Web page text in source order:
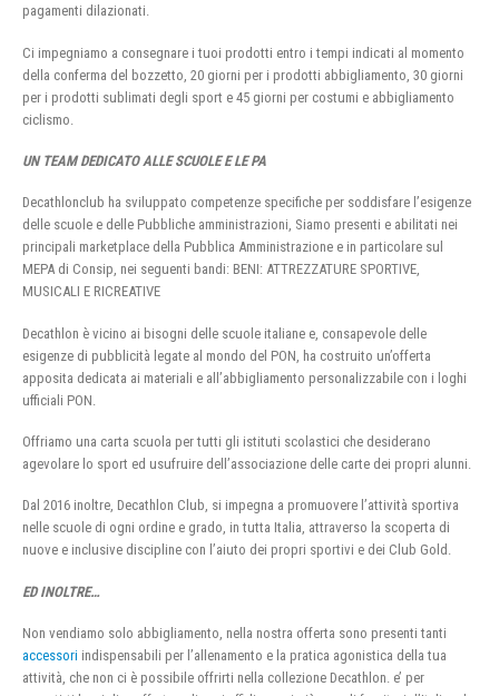
pagamenti dilazionati.
Ci impegniamo a consegnare i tuoi prodotti entro i tempi indicati al momento
della conferma del bozzetto, 20 giorni per i prodotti abbigliamento, 30 giorni
per i prodotti sublimati degli sport e 45 giorni per costumi e abbigliamento
ciclismo.
UN TEAM DEDICATO ALLE SCUOLE E LE PA
Decathlonclub ha sviluppato competenze specifiche per soddisfare l’esigenze
delle scuole e delle Pubbliche amministrazioni, Siamo presenti e abilitati nei
principali marketplace della Pubblica Amministrazione e in particolare sul
MEPA di Consip, nei seguenti bandi: BENI: ATTREZZATURE SPORTIVE,
MUSICALI E RICREATIVE
Decathlon è vicino ai bisogni delle scuole italiane e, consapevole delle
esigenze di pubblicità legate al mondo del PON, ha costruito un’offerta
apposita dedicata ai materiali e all’abbigliamento personalizzabile con i loghi
ufficiali PON.
Offriamo una carta scuola per tutti gli istituti scolastici che desiderano
agevolare lo sport ed usufruire dell’associazione delle carte dei propri alunni.
Dal 2016 inoltre, Decathlon Club, si impegna a promuovere l’attività sportiva
nelle scuole di ogni ordine e grado, in tutta Italia, attraverso la scoperta di
nuove e inclusive discipline con l’aiuto dei propri sportivi e dei Club Gold.
ED INOLTRE…
Non vendiamo solo abbigliamento, nella nostra offerta sono presenti tanti
accessori indispensabili per l’allenamento e la pratica agonistica della tua
attività, che non ci è possibile offrirti nella collezione Decathlon. e’ per